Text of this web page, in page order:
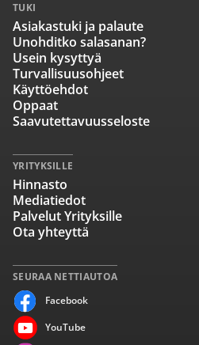
SEURAA NETTIAUTOA
Facebook
YouTube
TUKI
Asiakastuki ja palaute
Unohditko salasanan?
Usein kysyttyä
Turvallisuusohjeet
Käyttöehdot
Oppaat
Saavutettavuusseloste
YRITYKSILLE
Hinnasto
Mediatiedot
Palvelut Yrityksille
Ota yhteyttä